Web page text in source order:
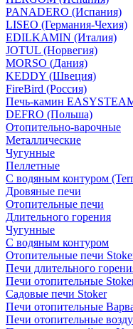
PANADERO (Испания)
LISEO (Германия-Чехия)
EDILKAMIN (Италия)
JOTUL (Норвегия)
MORSO (Дания)
KEDDY (Швеция)
FireBird (Россия)
Печь-камин
DEFRO (Польша)
Отопительно-варочные
Металлические
Чугунные
Пеллетные
С водяным контуром
Дровяные печи
Отопительные печи
Длительного горения
Чугунные
C водяным контуром
Отопительные печи
Печи длительного
Печи отопительные
Садовые печи Stoker
Печи отопительные
Печи отопительные